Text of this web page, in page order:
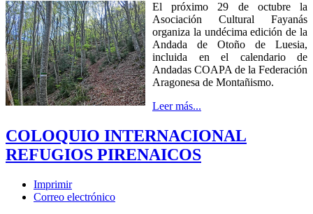
El próximo 29 de octubre la
Asociación Cultural Fayanás
organiza la undécima edición de la
Andada de Otoño de Luesia,
incluida en el calendario de
Andadas COAPA de la Federación
Aragonesa de Montañismo.
Leer más...
COLOQUIO INTERNACIONAL
REFUGIOS PIRENAICOS
Imprimir
Correo electrónico